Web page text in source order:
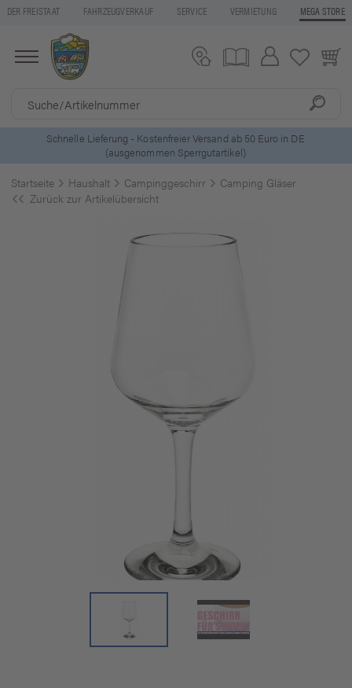
DER FREISTAAT FAHRZEUGVERKAUF SERVICE VERMIETUNG MEGA STORE
5 Euro Gutschein* beiNewsletter-Anmeldung
Startseite Haushalt Campinggeschirr
Camping Gläser
Zurück zur Artikelübersicht